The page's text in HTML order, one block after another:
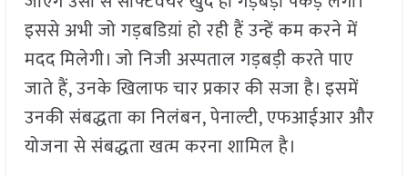
इससे अभी जो गड़बडिय़ां हो रही हैं उन्हें कम करने में
मदद मिलेगी। जो निजी अस्पताल गड़बड़ी करते पाए
जाते हैं, उनके खिलाफ चार प्रकार की सजा है। इसमें
उनकी संबद्धता का निलंबन, पेनाल्टी, एफआईआर और
योजना से संबद्धता खत्म करना शामिल है।